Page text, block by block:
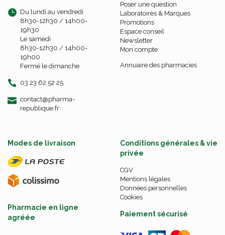
Du lundi au vendredi
8h30-12h30 / 14h00-
19h30
Le samedi
8h30-12h30 / 14h00-
19h00
Fermé le dimanche
03 23 62 52 25
contact-
@-
pharma-
republique.fr
Poser une question
Laboratoires & Marques
Promotions
Espace conseil
Newsletter
Mon compte
Annuaire des pharmacies
Modes de livraison
Pharmacie en ligne
agréée
Conditions générales & vie
privée
CGV
Mentions légales
Données personnelles
Cookies
Paiement sécurisé